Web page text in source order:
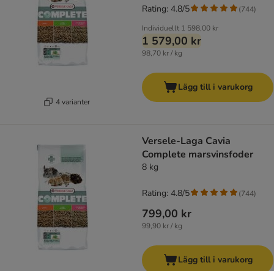
4 varianter
Individuellt 1 598,00 kr
1 579,00 kr
98,70 kr / kg
Rating: 4.8/5 (744)
Lägg till i varukorg
Versele-Laga Cavia
Complete marsvinsfoder
8 kg
799,00 kr
99,90 kr / kg
Rating: 4.8/5 (744)
Lägg till i varukorg